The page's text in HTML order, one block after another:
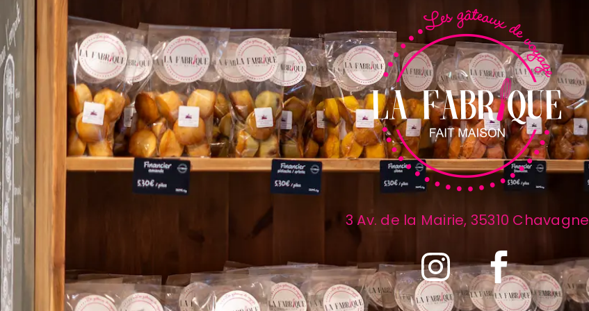
3 Av. de la Mairie, 35310 Chavagne